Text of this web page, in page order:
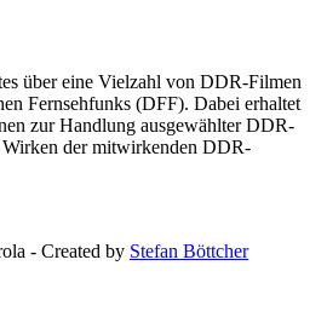
über eine Vielzahl von DDR-Filmen
Fernsehfunks (DFF). Dabei erhaltet
zur Handlung ausgewählter DDR-
der mitwirkenden DDR-
- Created by Stefan Böttcher